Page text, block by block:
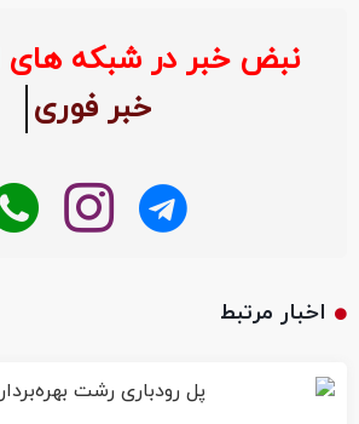
نبض خبر در شبکه های
خبر فوری
اخبار مرتبط